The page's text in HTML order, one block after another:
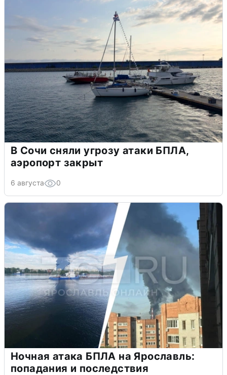
В Сочи сняли угрозу атаки БПЛА,
аэропорт закрыт
6 августа 0
Ночная атака БПЛА на Ярославль:
попадания и последствия